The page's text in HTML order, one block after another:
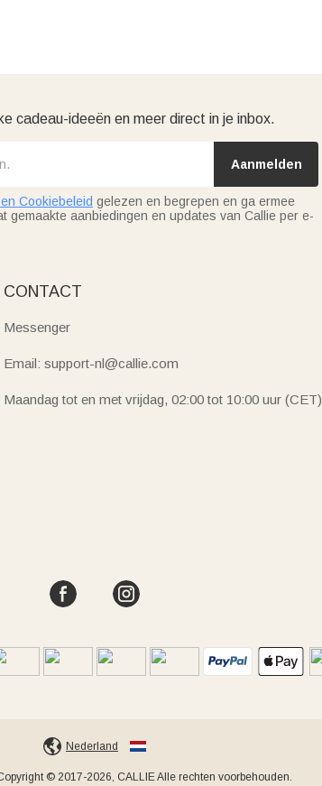
cadeau-ideeën en meer direct in je inbox.
Aanmelden
Cookiebeleid gelezen en begrepen en ga ermee
gemaakte aanbiedingen en updates van Callie per e-
CONTACT
Messenger
Email: support-nl@callie.com
Maandag tot en met vrijdag, 02:00 tot 10:00 uur (CET)
Nederland
© 2017-2026, CALLIE Alle rechten voorbehouden.